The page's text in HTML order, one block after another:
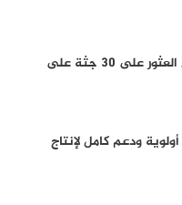
شهود يكشفون تفاصيل العثور على 30 جثة على
ودعم كامل لإنتاج